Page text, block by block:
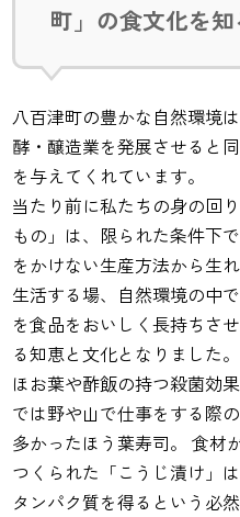
町」の食文化を知
八百津町の豊かな自然環境
酵・醸造業を発展させると
を与えてくれています。
当たり前に私たちの身の回
もの」は、限られた条件下
をかけない生産方法から生れ
生活する場、自然環境の中
を食品をおいしく長持ちさ
る知恵と文化となりました。
ほお葉や酢飯の持つ殺菌効
では野や山で仕事をする際
多かったほう葉寿司。 食材
つくられた「こうじ漬け」
タンパク質を得るという必